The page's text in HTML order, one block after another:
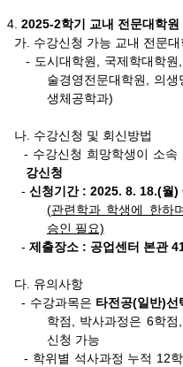
4. 2025-2학기 교내 전문대학
가. 수강신청 가능 교내 전문대
- 도시대학원, 국제학대학원,
술경영전문대학원, 의
생체공학과)
나. 수강신청 및 회신방법
- 수강신청 희망학생이 소속
강신청
- 신청기간 : 2025. 8. 18.(월)
(관련학과 학생에 한하
승인 필요)
- 제출장소 : 공업센터 본관
다. 유의사항
- 수강과목은 타전공(일반)선
학점, 박사과정은 6학
신청 가능
- 학위별 석사과정 누적 12학